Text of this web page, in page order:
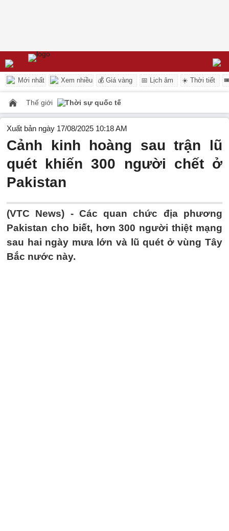
Mới nhất Xem nhiều 💰 Giá vàng 📅 Lịch âm ☀️ Thời tiết
Thế giới Thời sự quốc tế
Xuất bản ngày 17/08/2025 10:18 AM
Cảnh kinh hoàng sau trận lũ
quét khiến 300 người chết ở
Pakistan
(VTC News) - Các quan chức địa phương
Pakistan cho biết, hơn 300 người thiệt mạng
sau hai ngày mưa lớn và lũ quét ở vùng Tây
Bắc nước này.